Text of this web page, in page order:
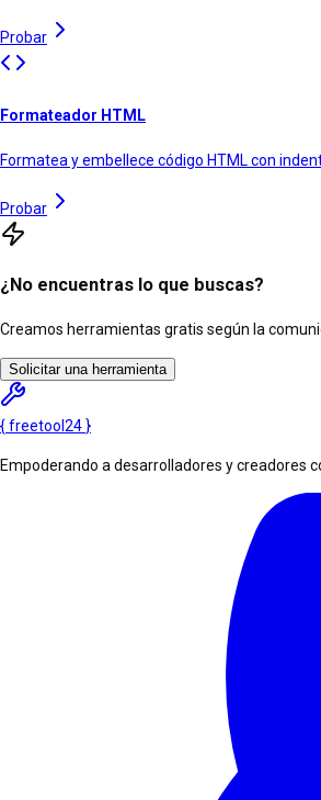
Probar
Formateador HTML
Formatea y embellece código HTML con
Probar
¿No encuentras lo que buscas?
Creamos herramientas gratis según la
Solicitar una herramienta
{freetool 24 }
Empoderando a desarrolladores y creadores